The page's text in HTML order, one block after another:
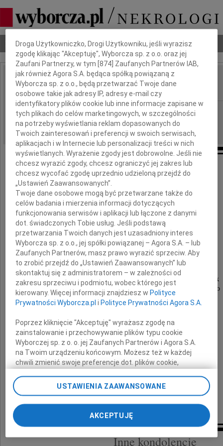
Nekrologi Odeszli Poradnik pogrzebowy
IMIĘ I NAZWISKO: Henryk Bednarski
REGION: GAZETA_AREA_CODE.BS, Bydgoszcz
DATA EMISJI: 10.11.2023
Odszedł
Profesor
Henryk Bednarski
wybitny uczony i działacz społeczny
życzliwy kolega, szlachetny i mądry człowiek
wieloletni Przewodniczący Zarządu Głównego
Społecznego Towarzystwa Polska Ukraina
a obecnie jego Honorowy Przewodniczący
Żegnaj Profesorze!
Zarząd STP-U
Inne kondolencje
Dbamy o Twoją prywatność
Droga Użytkowniczko, Drogi Użytkowniku, jeśli wyrazisz
zgodę klikając "Akceptuję", Wyborcza sp. z o.o. oraz jej
Zaufani Partnerzy, w tym [874 ] Zaufanych Partnerów IAB,
jak również Agora S.A. będąca spółką powiązaną z
Wyborcza sp. z o.o., będą przetwarzać Twoje dane
osobowe takie jak adresy IP, adresy e-mail czy
identyfikatory plików cookie lub inne informacje zapisane w
tych plikach do celów marketingowych, w szczególności
na potrzeby wyświetlania reklam dopasowanych do
Twoich zainteresowań i preferencji w swoich serwisach,
aplikacjach i w Internecie lub personalizacji treści w nich
wyświetlanych. Wyrażenie zgody jest dobrowolne. Jeśli nie
chcesz wyrazić zgody, chcesz ograniczyć jej zakres lub
chcesz wycofać zgodę uprzednio udzieloną przejdź do
„Ustawień Zaawansowanych”.
Twoje dane osobowe mogą być przetwarzane także do
celów badania i mierzenia informacji dotyczących
funkcjonowania serwisów i aplikacji lub łączone z danymi
dot. świadczonych Tobie usług. Jeśli podstawą
przetwarzania Twoich danych jest uzasadniony interes
Wyborcza sp. z o.o., jej spółki powiązanej – Agora S.A. – lub
Zaufanych Partnerów, masz prawo wyrazić sprzeciw. Aby
to zrobić przejdź do „Ustawień Zaawansowanych” lub
skontaktuj się z administratorem – w zależności od
zakresu sprzeciwu i podmiotu, wobec którego jest
kierowany. Więcej informacji znajdziesz w Polityce
Prywatności Wyborcza.pl i Polityce Prywatności Agora S.A.
Poprzez kliknięcie "Akceptuję" wyrażasz zgodę na
zainstalowanie i przechowywanie plików typu cookie
Wyborczej sp. z o. o. jej Zaufanych Partnerów i Agora S.A.
na Twoim urządzeniu końcowym. Możesz też w każdej
chwili zmienić swoje preferencje dot. plików cookie,
preferencjami dot. przetwarzania danych poprzez
odnośnik „Ustawienia prywatności” w stopce serwisu i
przechodząc do sekcji „Ustawienia zaawansowane”.
Zmiana ustawień plików cookie możliwa jest także za
pomocą ustawień przeglądarki.
My, nasi Zaufani Partnerzy i Agora S.A. możemy
USTAWIENIA ZAAWANSOWANE
AKCEPTUJĘ